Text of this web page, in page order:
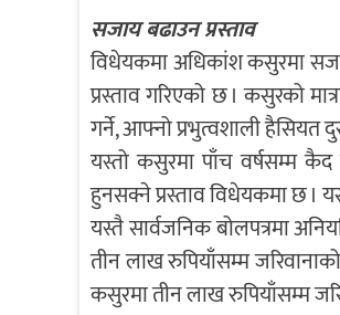
सजाय बढाउन प्रस्ताव
विधेयकमा अधिकांश कसुरमा
प्रस्ताव गरिएको छ । कसुरको
गर्ने, आफ्नो प्रभुत्वशाली हैसियत
यस्तो कसुरमा पाँच वर्षसम्म कैद
हुनसक्ने प्रस्ताव विधेयकमा छ ।
यस्तै सार्वजनिक बोलपत्रमा
तीन लाख रुपियाँसम्म
कसुरमा तीन लाख रुपियाँसम्म